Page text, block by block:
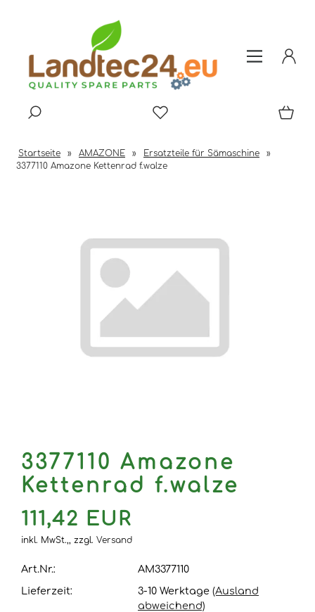
Startseite » AMAZONE » Ersatzteile für Sämaschine
»
3377110 Amazone Kettenrad f.walze
3377110 Amazone
Kettenrad f.walze
111,42 EUR
inkl. MwSt.,, zzgl. Versand
Art.Nr.:
AM3377110
Lieferzeit:
3-10 Werktage (Ausland
abweichend)